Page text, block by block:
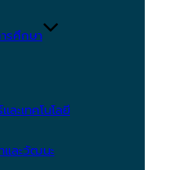
รศึกษา
ะเทคโนโลยี
และวัฒนะ